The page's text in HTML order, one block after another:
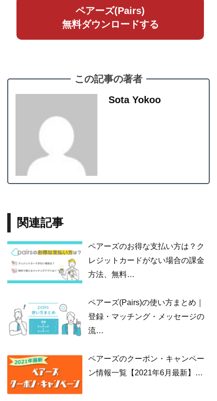
ペアーズ(Pairs)
無料ダウンロードする
この記事の著者
Sota Yokoo
関連記事
ペアーズのお得な支払い方は？ク
レジットカードがない場合の課金
方法、無料…
ペアーズ(Pairs)の使い方まとめ｜
登録・マッチング・メッセージの
流…
ペアーズのクーポン・キャンペー
ン情報一覧【2021年6月最新】…